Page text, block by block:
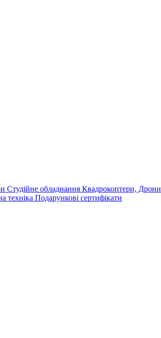
Студійне обладнання Квадрокоптери, Дрони
техніка Подарункові сертифікати